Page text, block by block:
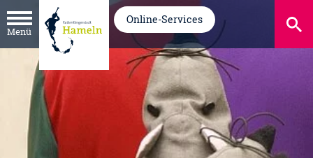
Menü
Online-Services